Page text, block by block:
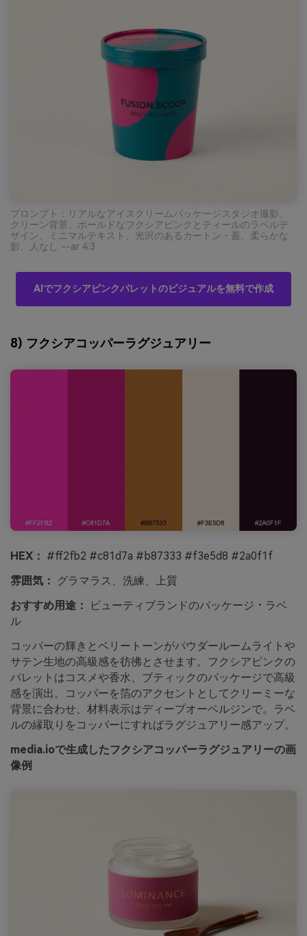
プロンプト：リアルなアイスクリームパッケージスタジオ撮影、
クリーン背景、ボールドなフクシアピンクとティールのラベルデ
ザイン、ミニマルテキスト、光沢のあるカートン・蓋、柔らかな
影、人なし --ar 4:3
AIでフクシアピンクパレットのビジュアルを無料で作成
8) フクシアコッパーラグジュアリー
HEX： #ff2fb2 #c81d7a #b87333 #f3e5d8 #2a0f1f
雰囲気：
グラマラス、洗練、上質
おすすめ用途：
ビューティブランドのパッケージ・ラベ
ル
コッパーの輝きとベリートーンがパウダールームライトや
サテン生地の高級感を彷彿とさせます。フクシアピンクの
パレットはコスメや香水、ブティックのパッケージで高級
感を演出。コッパーを箔のアクセントとしてクリーミーな
背景に合わせ、材料表示はディープオーベルジンで。ラベ
ルの縁取りをコッパーにすればラグジュアリー感アップ。
media.ioで生成したフクシアコッパーラグジュアリーの画
像例